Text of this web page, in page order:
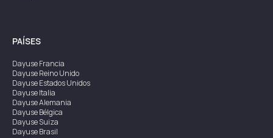
PAÍSES
DayuseFrancia
DayuseReino Unido
DayuseEstados Unidos
DayuseItalia
DayuseAlemania
DayuseBélgica
DayuseSuiza
DayuseBrasil